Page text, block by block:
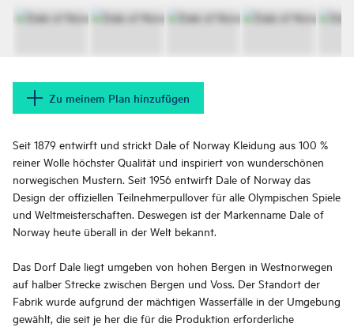
Zu meinem Plan hinzufügen
Seit 1879 entwirft und strickt Dale of Norway Kleidung aus 100 %
reiner Wolle höchster Qualität und inspiriert von wunderschönen
norwegischen Mustern. Seit 1956 entwirft Dale of Norway das
Design der offiziellen Teilnehmerpullover für alle Olympischen Spiele
und Weltmeisterschaften. Deswegen ist der Markenname Dale of
Norway heute überall in der Welt bekannt.
Das Dorf Dale liegt umgeben von hohen Bergen in Westnorwegen
auf halber Strecke zwischen Bergen und Voss. Der Standort der
Fabrik wurde aufgrund der mächtigen Wasserfälle in der Umgebung
gewählt, die seit je her die für die Produktion erforderliche